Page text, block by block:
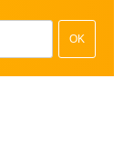
OK